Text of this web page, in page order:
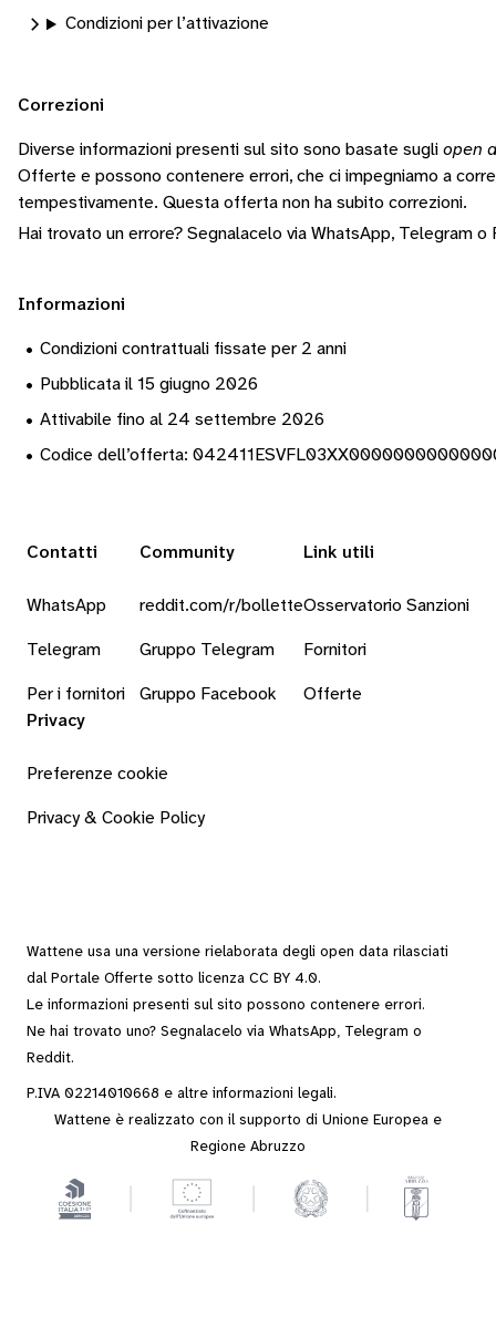
Condizioni per l’attivazione
Correzioni
Diverse informazioni presenti sul sito sono basate sugli open
Offerte e possono contenere errori, che ci impegniamo a
tempestivamente. Questa offerta non ha subito correzioni.
Hai trovato un errore? Segnalacelo via WhatsApp, Telegram o
Informazioni
• Condizioni contrattuali fissate per 2 anni
• Pubblicata il 15 giugno 2026
• Attivabile fino al 24 settembre 2026
• Codice dell’offerta:
Contatti
WhatsApp
Telegram
Per i fornitori
Community
reddit.com/r/bollette
Gruppo Telegram
Gruppo Facebook
Link utili
Osservatorio Sanzioni
Fornitori
Offerte
Privacy
Preferenze cookie
Privacy & Cookie Policy
Wattene usa una versione rielaborata degli open data rilasciati
dal Portale Offerte sotto licenza CC BY 4.0.
Le informazioni presenti sul sito possono contenere errori.
Ne hai trovato uno? Segnalacelo via WhatsApp, Telegram o
Reddit.
P.IVA 02214010668 e altre informazioni legali.
Wattene è realizzato con il supporto di Unione Europea e
Regione Abruzzo